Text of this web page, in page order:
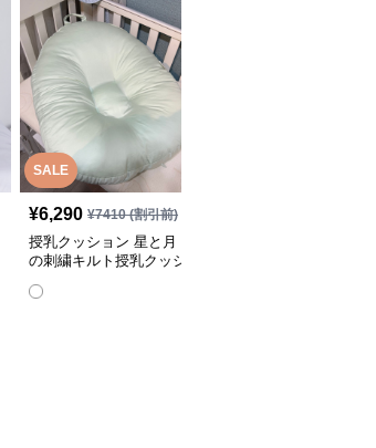
SALE
¥6,290 ¥7410(割引前)
授乳クッション 星と月
の刺繍キルト授乳クッシ